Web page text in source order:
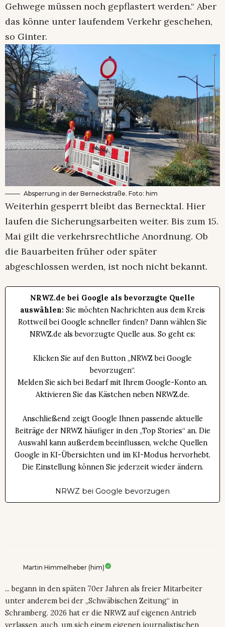
Gehwege müssen noch gepflastert werden.“ Aber
das könne unter laufendem Verkehr geschehen,
so Ginter.
Absperrung in der Berneckstraße. Foto: him
Weiterhin gesperrt bleibt das Bernecktal. Hier
laufen die Sicherungsarbeiten weiter. Bis zum 15.
Mai gilt die verkehrsrechtliche Anordnung. Ob
die Bauarbeiten früher oder später
abgeschlossen werden, ist noch nicht bekannt.
NRWZ.de bei Google als bevorzugte Quelle
auswählen: Sie möchten Nachrichten aus dem Kreis
Rottweil bei Google schneller finden? Dann wählen Sie
NRWZ.de als bevorzugte Quelle aus. So geht es:
Klicken Sie auf den Button „NRWZ bei Google
bevorzugen“.
Melden Sie sich bei Bedarf mit Ihrem Google-Konto an.
Aktivieren Sie das Kästchen neben NRWZ.de.
Anschließend zeigt Google Ihnen passende aktuelle
Beiträge der NRWZ häufiger in den „Top Stories“ an. Die
Auswahl kann außerdem beeinflussen, welche Quellen
Google in KI-Übersichten und im KI-Modus hervorhebt.
Die Einstellung können Sie jederzeit wieder ändern.
NRWZ bei Google bevorzugen
Martin Himmelheber (him)
... begann in den späten 70er Jahren als freier Mitarbeiter
unter anderem bei der „Schwäbischen Zeitung“ in
Schramberg. 2026 hat er die NRWZ auf eigenen Antrieb
verlassen, auch, um sich einem eigenen journalistischen